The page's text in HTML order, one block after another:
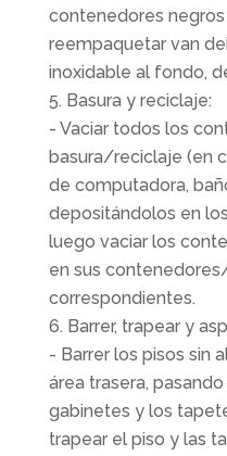
contenedores
reempaquetar van
inoxidable al fondo,
Basura y reciclaje:
- Vaciar todos los
basura/reciclaje (en
de computadora,
depositándolos en
luego vaciar los
en sus
correspondientes.
Barrer, trapear y
- Barrer los pisos sin
área trasera,
gabinetes y los
trapear el piso y las